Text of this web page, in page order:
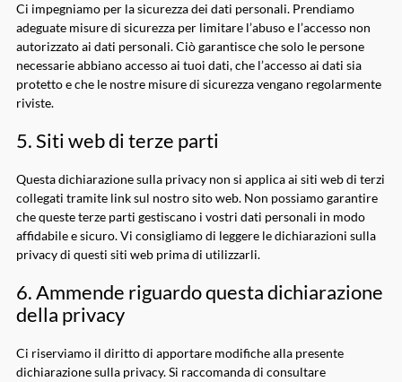
Ci impegniamo per la sicurezza dei dati personali. Prendiamo
adeguate misure di sicurezza per limitare l’abuso e l’accesso non
autorizzato ai dati personali. Ciò garantisce che solo le persone
necessarie abbiano accesso ai tuoi dati, che l’accesso ai dati sia
protetto e che le nostre misure di sicurezza vengano regolarmente
riviste.
5. Siti web di terze parti
Questa dichiarazione sulla privacy non si applica ai siti web di terzi
collegati tramite link sul nostro sito web. Non possiamo garantire
che queste terze parti gestiscano i vostri dati personali in modo
affidabile e sicuro. Vi consigliamo di leggere le dichiarazioni sulla
privacy di questi siti web prima di utilizzarli.
6. Ammende riguardo questa dichiarazione
della privacy
Ci riserviamo il diritto di apportare modifiche alla presente
dichiarazione sulla privacy. Si raccomanda di consultare